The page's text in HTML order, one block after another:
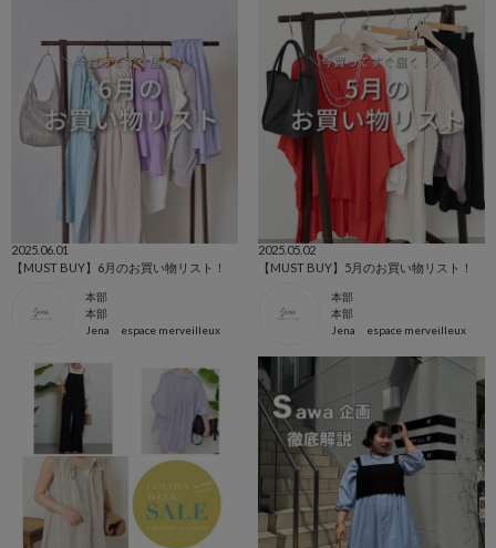
2025.06.01
【MUST BUY】6月のお買い物リスト！
本部
本部
Jena espace merveilleux
2025.05.02
【MUST BUY】5月のお買い物リスト！
本部
本部
Jena espace merveilleux